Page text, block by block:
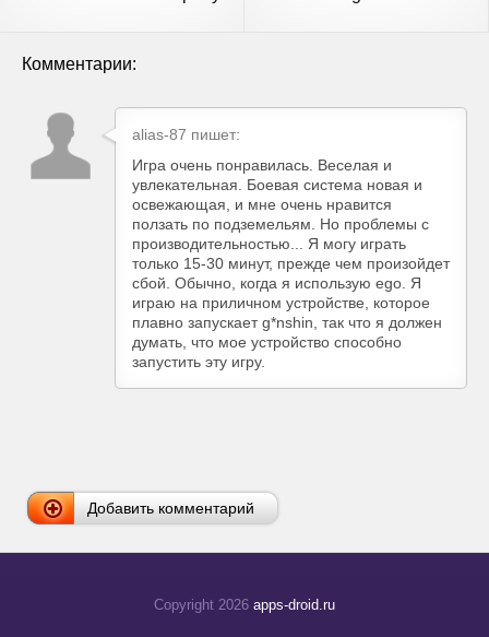
Комментарии:
alias-87 пишет:
Игра очень понравилась. Веселая и
увлекательная. Боевая система новая и
освежающая, и мне очень нравится
ползать по подземельям. Но проблемы с
производительностью... Я могу играть
только 15-30 минут, прежде чем произойдет
сбой. Обычно, когда я использую ego. Я
играю на приличном устройстве, которое
плавно запускает g*nshin, так что я должен
думать, что мое устройство способно
запустить эту игру.
Добавить комментарий
Copyright 2026 apps-droid.ru